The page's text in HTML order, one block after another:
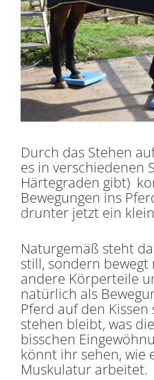
Durch das Stehen
es in verschiedenen
Härtegraden gibt)
Bewegungen ins
drunter jetzt ein
Naturgemäß steht
still, sondern
andere Körperteile
natürlich als
Pferd auf den
stehen bleibt, was
bisschen
könnt ihr sehen, wie
Muskulatur arbeitet.